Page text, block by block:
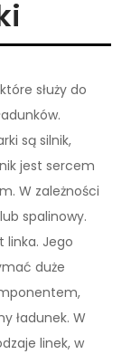
służy do
są silnik,
jest sercem
W zależności
spalinowy.
linka. Jego
duże
ładunek. W
linek, w